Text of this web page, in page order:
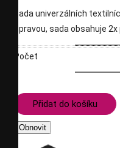
sada univerzálních
úpravou, sada obsahuje
Počet
Přidat do košíku